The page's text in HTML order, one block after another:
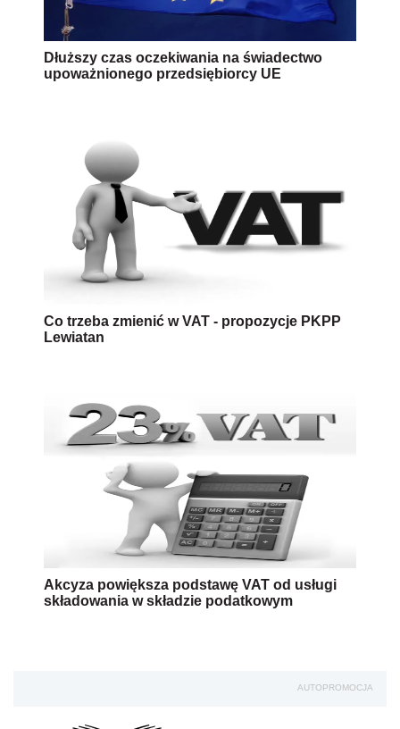
Dłuższy czas oczekiwania na świadectwo
upoważnionego przedsiębiorcy UE
Co trzeba zmienić w VAT - propozycje PKPP
Lewiatan
Akcyza powiększa podstawę VAT od usługi
składowania w składzie podatkowym
AUTOPROMOCJA